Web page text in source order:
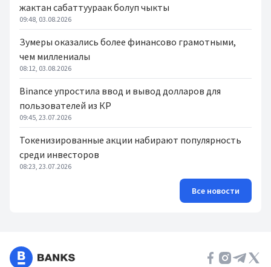
жактан сабаттуураак болуп чыкты
09:48, 03.08.2026
Зумеры оказались более финансово грамотными,
чем миллениалы
08:12, 03.08.2026
Binance упростила ввод и вывод долларов для
пользователей из КР
09:45, 23.07.2026
Токенизированные акции набирают популярность
среди инвесторов
08:23, 23.07.2026
Все новости